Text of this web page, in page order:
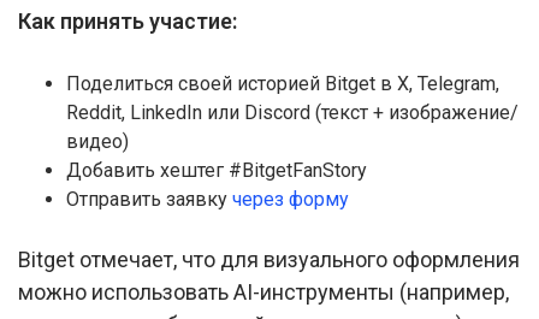
Как принять участие:
Поделиться своей историей Bitget в X, Telegram,
Reddit, LinkedIn или Discord (текст + изображение/
видео)
Добавить хештег #BitgetFanStory
Отправить заявку через форму
Bitget отмечает, что для визуального оформления
можно использовать AI-инструменты (например,